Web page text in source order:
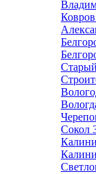
Ковров
Сокол